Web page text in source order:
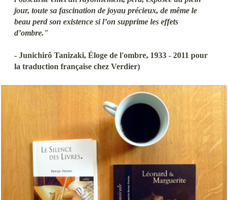
jour, toute sa fascination de joyau précieux, de même le
beau perd son existence si l’on supprime les effets
d’ombre."
- Junichirô Tanizaki, Éloge de l'ombre, 1933 - 2011 pour
la traduction française chez Verdier)